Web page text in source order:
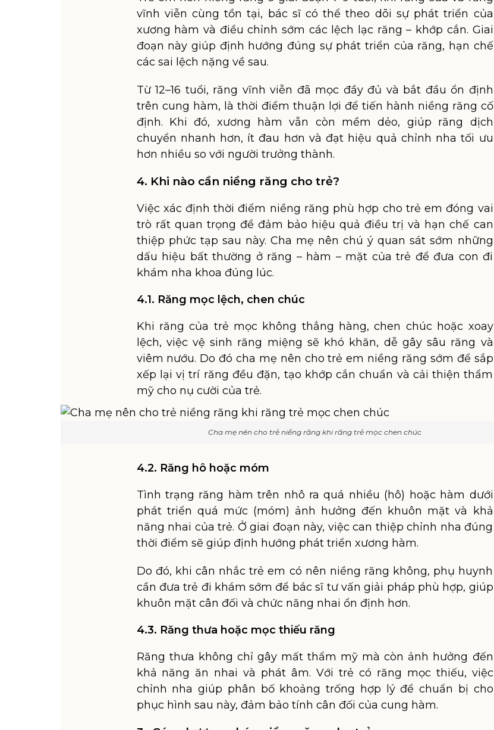
vĩnh viễn cùng tồn tại, bác sĩ có thể theo dõi sự phát triển của
xương hàm và điều chỉnh sớm các lệch lạc răng – khớp cắn. Giai
đoạn này giúp định hướng đúng sự phát triển của răng, hạn chế
các sai lệch nặng về sau.
Từ 12–16 tuổi, răng vĩnh viễn đã mọc đầy đủ và bắt đầu ổn định
trên cung hàm, là thời điểm thuận lợi để tiến hành niềng răng cố
định. Khi đó, xương hàm vẫn còn mềm dẻo, giúp răng dịch
chuyển nhanh hơn, ít đau hơn và đạt hiệu quả chỉnh nha tối ưu
hơn nhiều so với người trưởng thành.
4. Khi nào cần niềng răng cho trẻ?
Việc xác định thời điểm niềng răng phù hợp cho trẻ em đóng vai
trò rất quan trọng để đảm bảo hiệu quả điều trị và hạn chế can
thiệp phức tạp sau này. Cha mẹ nên chú ý quan sát sớm những
dấu hiệu bất thường ở răng – hàm – mặt của trẻ để đưa con đi
khám nha khoa đúng lúc.
4.1. Răng mọc lệch, chen chúc
Khi răng của trẻ mọc không thẳng hàng, chen chúc hoặc xoay
lệch, việc vệ sinh răng miệng sẽ khó khăn, dễ gây sâu răng và
viêm nướu. Do đó cha mẹ nên cho trẻ em niềng răng sớm để sắp
xếp lại vị trí răng đều đặn, tạo khớp cắn chuẩn và cải thiện thẩm
mỹ cho nụ cười của trẻ.
Cha mẹ nên cho trẻ niềng răng khi răng trẻ mọc chen chúc
4.2. Răng hô hoặc móm
Tình trạng răng hàm trên nhô ra quá nhiều (hô) hoặc hàm dưới
phát triển quá mức (móm) ảnh hưởng đến khuôn mặt và khả
năng nhai của trẻ. Ở giai đoạn này, việc can thiệp chỉnh nha đúng
thời điểm sẽ giúp định hướng phát triển xương hàm.
Do đó, khi cân nhắc trẻ em có nên niềng răng không, phụ huynh
cần đưa trẻ đi khám sớm để bác sĩ tư vấn giải pháp phù hợp, giúp
khuôn mặt cân đối và chức năng nhai ổn định hơn.
4.3. Răng thưa hoặc mọc thiếu răng
Răng thưa không chỉ gây mất thẩm mỹ mà còn ảnh hưởng đến
khả năng ăn nhai và phát âm. Với trẻ có răng mọc thiếu, việc
chỉnh nha giúp phân bố khoảng trống hợp lý để chuẩn bị cho
phục hình sau này, đảm bảo tính cân đối của cung hàm.